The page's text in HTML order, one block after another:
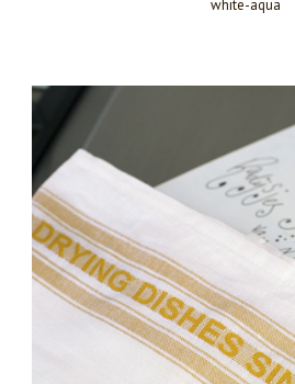
white-aqua